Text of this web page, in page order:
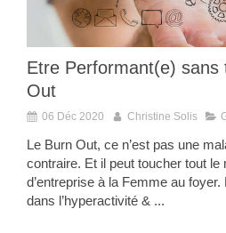
Etre Performant(e) sans
Out
06 Déc 2020 Christine Solis
Le Burn Out, ce n’est pas une
contraire. Et il peut toucher tout le
d’entreprise à la Femme au
dans l’hyperactivité & ...